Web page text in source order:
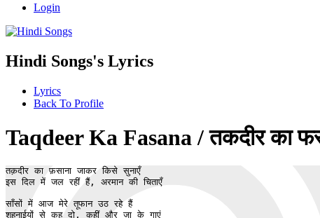
Login
Hindi Songs's Lyrics
Lyrics
Back To Profile
Taqdeer Ka Fasana / तकदीर का
तक़दीर का फ़साना जाकर किसे सुनाएँ
इस दिल में जल रहीं हैं, अरमान की चिताएँ
साँसों में आज मेरे तूफान उठ रहे हैं
शहनाईयों से कह दो, कहीं और जा के गाएं